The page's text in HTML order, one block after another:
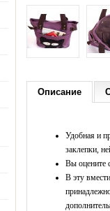
Описание
Удобная и
заклепки,
Вы оцените
В эту